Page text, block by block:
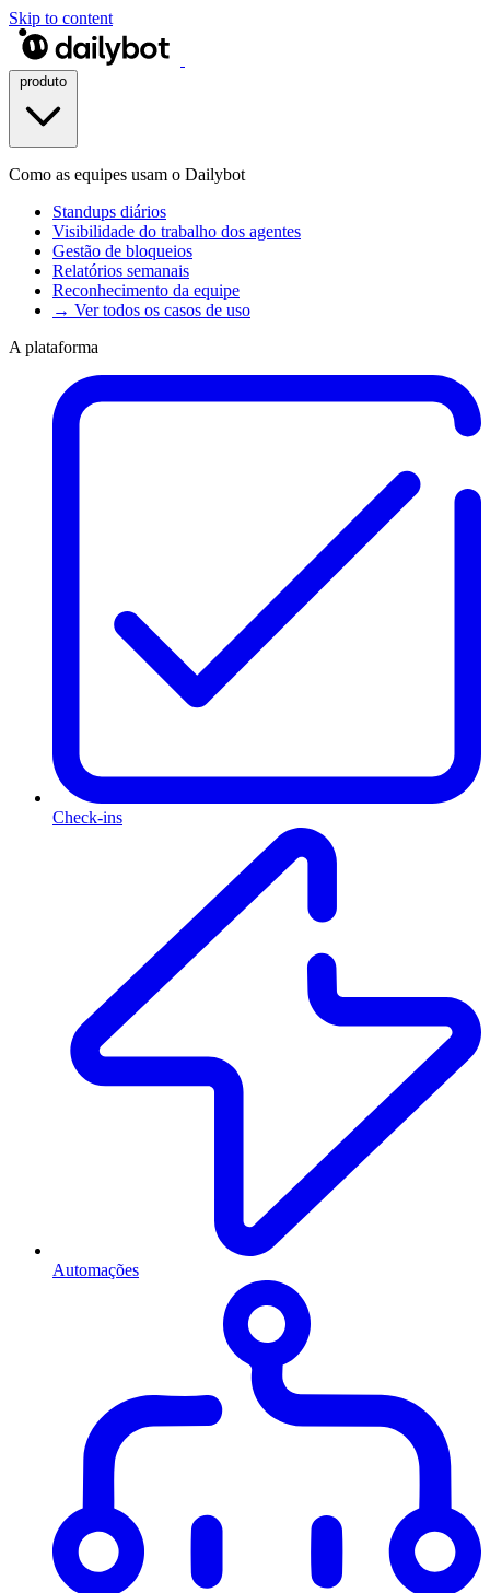
Skip to content
Como as equipes usam o Dailybot
Standups diários
Visibilidade do trabalho dos agentes
Gestão de bloqueios
Relatórios semanais
Reconhecimento da equipe
→ Ver todos os casos de uso
A plataforma
Check-ins
Automações